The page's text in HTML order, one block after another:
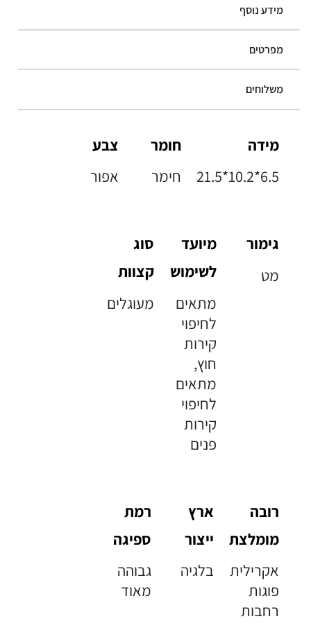
מידע נוסף
מפרטים
משלוחים
מידה
21.5*10.2*6.5
חומר
חימר
צבע
אפור
גימור
מט
מיועד
לשימוש
מתאים
לחיפוי
קירות
חוץ,
מתאים
לחיפוי
קירות
פנים
סוג
קצוות
מעוגלים
רובה
מומלצת
אקרילית
פוגות
רחבות
ארץ
ייצור
בלגיה
רמת
ספיגה
גבוהה
מאוד